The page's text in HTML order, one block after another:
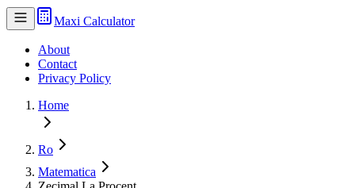
Maxi Calculator
About
Contact
Privacy Policy
Home
Ro
Matematica